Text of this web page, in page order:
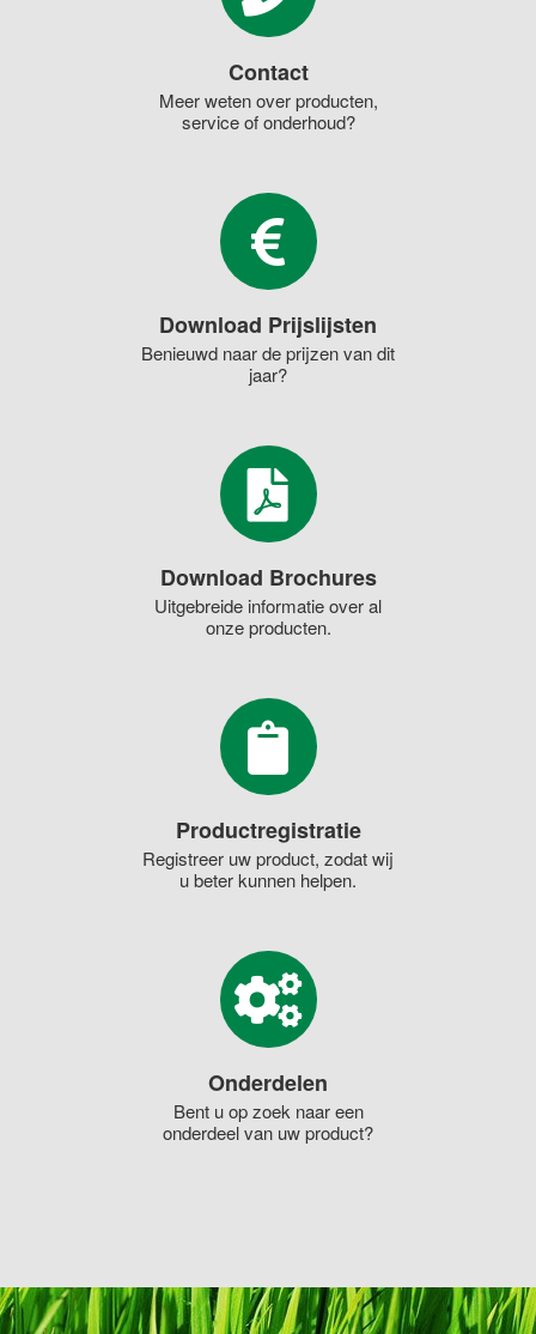
Contact
Meer weten over producten,
service of onderhoud?
Download Prijslijsten
Benieuwd naar de prijzen van dit
jaar?
Download Brochures
Uitgebreide informatie over al
onze producten.
Productregistratie
Registreer uw product, zodat wij
u beter kunnen helpen.
Onderdelen
Bent u op zoek naar een
onderdeel van uw product?